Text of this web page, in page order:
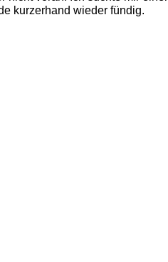
kurzerhand wieder fündig.